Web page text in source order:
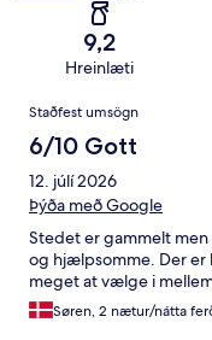
9,2
Hreinlæti
Umsagnir
Staðfest umsögn
6/10 Gott
12. júlí 2026
Þýða með Google
Stedet er gammelt
og hjælpsomme. Der er
meget at vælge i
Søren, 2 nætur/nátta